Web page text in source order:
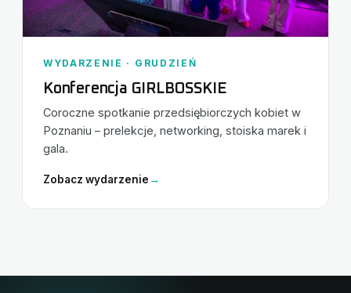
WYDARZENIE · GRUDZIEŃ
Konferencja GIRLBOSSKIE
Coroczne spotkanie przedsiębiorczych kobiet w
Poznaniu – prelekcje, networking, stoiska marek i
gala.
Zobacz wydarzenie→